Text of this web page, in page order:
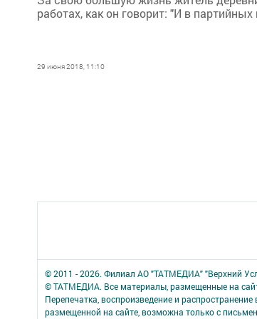
работах, как он говорит: "И в
29 июня 2018, 11:10
© 2011 - 2026. Филиал АО "ТАТМЕДИА" "Верхний
© ТАТМЕДИА. Все материалы, размещенные на
Перепечатка, воспроизведение и
размещенной на сайте, возможна только с